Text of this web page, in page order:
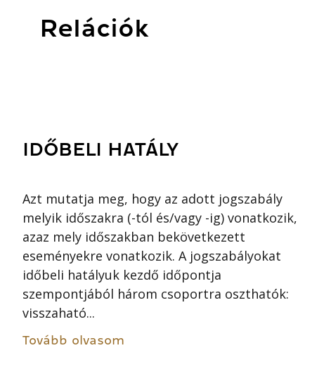
Relációk
IDŐBELI HATÁLY
Azt mutatja meg, hogy az adott jogszabály
melyik időszakra (-tól és/vagy -ig) vonatkozik,
azaz mely időszakban bekövetkezett
eseményekre vonatkozik. A jogszabályokat
időbeli hatályuk kezdő időpontja
szempontjából három csoportra oszthatók:
visszaható...
Tovább olvasom